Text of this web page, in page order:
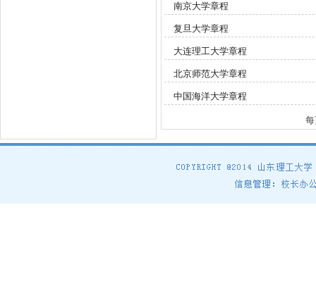
南京大学章程
复旦大学章程
大连理工大学章程
北京师范大学章程
中国海洋大学章程